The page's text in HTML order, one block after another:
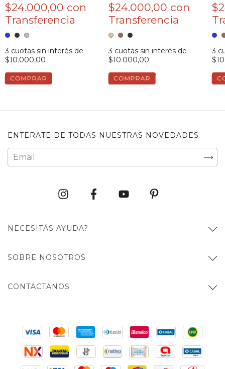
$24.000,00 con
3 cuotas sin interés de
$10.000,00
COMPRAR
$24.000,00 con
3 cuotas sin interés de
$10.000,00
COMPRAR
3
ENTERATE DE TODAS NUESTRAS NOVEDADES
NECESITÁS AYUDA?
SOBRE NOSOTROS
CONTACTANOS